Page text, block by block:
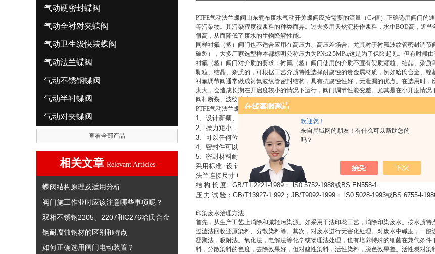
欢迎您！
来自局域网的朋友！有什么可以帮助您的
吗？
气动硬密封蝶阀
气动全衬对夹蝶阀
气动卫生级快装蝶阀
气动法兰蝶阀
气动不锈钢蝶阀
气动半衬蝶阀
气动对夹蝶阀
查看全部产品
相关文章 Relevant Articles
蝶阀结构原理及适用分析
阀门施工作业时应该注意哪些事项呢？
双相不锈钢2205、2207和C276哈氏合金
钢耐腐蚀钢材的区别和特点
如何正确选用阀门电动装置？
PTFE气动法兰蝶阀山东煮布废水气动开关蝶阀应按需要的流量（Cv值）正确选用阀门的
等污染物。其污染程度视浆料的种类而异。过去多用天然淀粉作浆料，水中BOD高，近
很高，从而降低了废水的生物降解性能。
同样衬氟（塑）阀门也不适合应用在高压力、高压差场合。尤其对于衬氟波纹管密封调
破裂），大多厂家选型样本都标明公称压力为PN≤2.5MPa,这是为了保险起见。但有时候
衬氟（塑）阀门对介质的要求：衬氟（塑）阀门使用的介质不宜有硬质颗粒、结晶、杂
颗粒、结晶、杂质的，可根据工艺介质特性选择耐腐蚀的贵金属材质，例如哈氏合金、镍
衬氟调节阀通常做成衬氟波纹管密封结构，具有抗腐蚀性好，无泄漏的优点。在选用时
太大，会造成长期在开启度较小的情况下运行，阀门调节性能变差。尤其是在小开度情
阀杆断裂、波纹管变形。
PTFE气动法兰蝶阀山东煮布废水气动开关蝶阀
软密封蝶阀，法兰连接方式，因其耐
1、设计新颖、合理，结构*，重量轻，启闭迅速。
2、操力矩小，操作方便，省力灵巧。
3、可以任何位置安装、维修方便。
4、密封件可以更换，密封性能可靠达到双向密封零泄漏。
5、密封材料耐老化、耐腐蚀，使用寿命长等特点。
采用标准 : 设 计 准：GB/T12238-1989 lS0 10631-1994
BS EN593-1998
法兰连接尺寸 GB/T17241 ．6-1998 IS0 7005-2 或BSEN 1092-2002
结 构 长 度 : GB/T1 2221-1989 ： lS0 5752-1988或BS EN558-1
压 力 试 验： GB/T13927-1 992 ； JB/T9092-1999 ； lS0 5028-1993或BS 6755-l-
印染废水治理方法
首先，从生产工艺上消除和减轻污染源。如采用干法印花工艺，消除印染废水。按水质
过滤法回收还原染料、分散染料等。其次，对废水进行无害化处理。对废水中碱度，一
凝聚法，吸附法。氧化法，电解法等化学或物理法处理，也有培养特殊的细菌在兼气条
料，分散染料的色度，去除效果好，但对酸性染料，活性染料，脱色效果差。活性炭对